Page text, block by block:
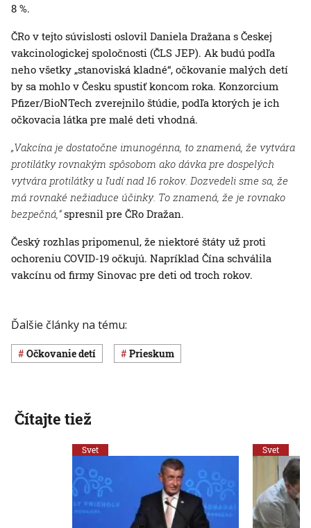
8 %.
ČRo v tejto súvislosti oslovil Daniela Dražana s Českej
vakcinologickej spoločnosti (ČLS JEP). Ak budú podľa
neho všetky „stanoviská kladné“, očkovanie malých detí
by sa mohlo v Česku spustiť koncom roka. Konzorcium
Pfizer/BioNTech zverejnilo štúdie, podľa ktorých je ich
očkovacia látka pre malé deti vhodná.
„Vakcína je dostatočne imunogénna, to znamená, že vytvára
protilátky rovnakým spôsobom ako dávka pre dospelých
vytvára protilátky u ľudí nad 16 rokov. Dozvedeli sme sa, že
má rovnaké nežiaduce účinky. To znamená, že je rovnako
bezpečná,“spresnil pre ČRo Dražan.
Český rozhlas pripomenul, že niektoré štáty už proti
ochoreniu COVID-19 očkujú. Napríklad Čína schválila
vakcínu od firmy Sinovac pre deti od troch rokov.
Ďalšie články na tému:
očkovanie detí prieskum
Čítajte tiež
Svet Svet